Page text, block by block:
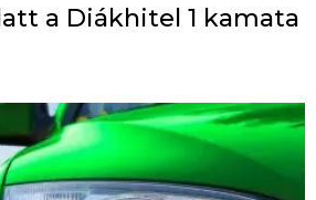
a Diákhitel 1 kamata